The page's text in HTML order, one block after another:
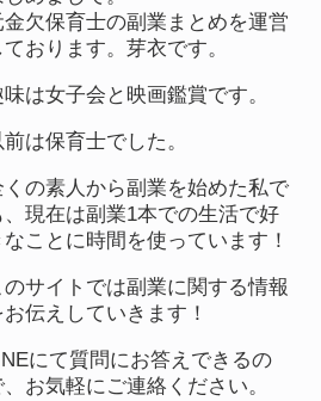
金欠保育士の副業まとめを運営
ております。芽衣です。
味は女子会と映画鑑賞です。
は保育士でした。
くの素人から副業を始めた私で
、現在は副業1本での生活で好
なことに時間を使っています！
のサイトでは副業に関する情報
お伝えしていきます！
にて質問にお答えできるの
、お気軽にご連絡ください。